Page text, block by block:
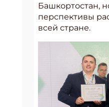
Башкортостан,
перспективы
всей стране.